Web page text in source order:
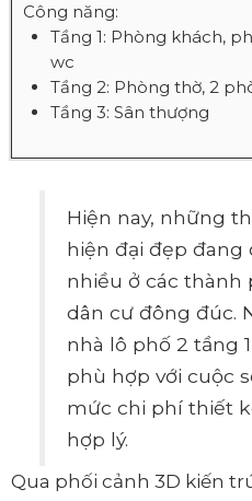
Công năng:
Tầng 1: Phòng khách,
wc
Tầng 2: Phòng thờ, 2
Tầng 3: Sân thượng
Hiện nay, những
hiện đại đẹp đang
nhiều ở các thành
dân cư đông đúc.
nhà lô phố 2 tầng
phù hợp với cuộc
mức chi phí thiết
hợp lý.
Qua phối cảnh 3D kiến